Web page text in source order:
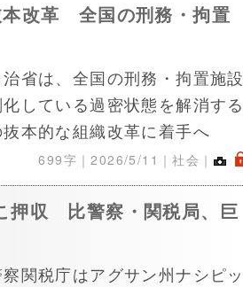
本改革 全国の刑務・拘置
省は、全国の刑務・拘置施設
している過密状態を解消する
本的な組織改革に着手へ
699字｜2026/5/11 ｜社会｜ .
押収 比警察・関税局、巨
関税庁はアグサン州ナシピッ